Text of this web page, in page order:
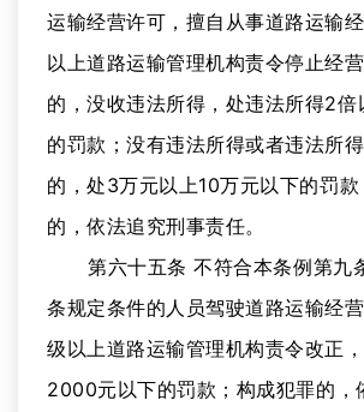
运输经营许可，擅自从事道路运输
以上道路运输管理机构责令停止经
的，没收违法所得，处违法所得2倍
的罚款；没有违法所得或者违法所
的，处3万元以上10万元以下的罚
的，依法追究刑事责任。
第六十五条 不符合本条例第九
条规定条件的人员驾驶道路运输经
级以上道路运输管理机构责令改正
2000元以下的罚款；构成犯罪的，